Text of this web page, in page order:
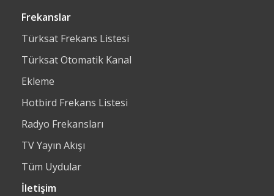
Frekanslar
Türksat Frekans Listesi
Türksat Otomatik Kanal
Ekleme
Hotbird Frekans Listesi
Radyo Frekansları
TV Yayın Akışı
Tüm Uydular
İletişim